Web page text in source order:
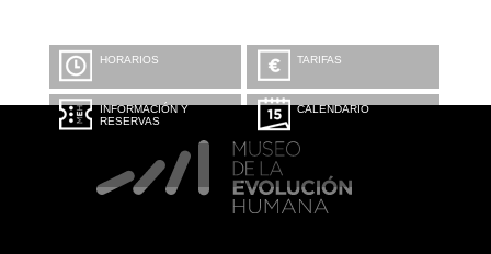
HORARIOS TARIFAS
INFORMACIÓN Y
RESERVAS
CALENDARIO